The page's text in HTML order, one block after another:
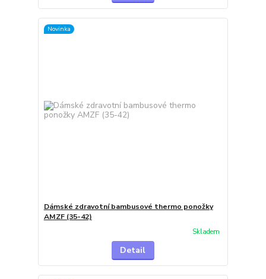
Novinka
Dámské zdravotní bambusové thermo ponožky
AMZF (35-42)
Skladem
Detail